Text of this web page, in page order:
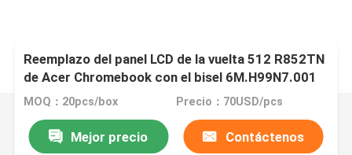
Reemplazo del panel LCD de la vuelta 512 R852TN
de Acer Chromebook con el bisel 6M.H99N7.001
MOQ：20pcs/box Precio：70USD/pcs
Mejor precio Contáctenos